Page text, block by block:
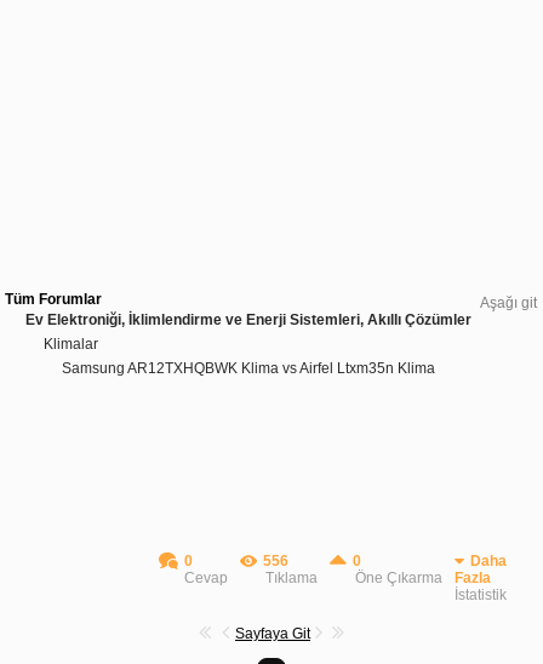
Aşağı git
Tüm Forumlar
Ev Elektroniği, İklimlendirme ve Enerji Sistemleri, Akıllı Çözümler
Klimalar
Samsung AR12TXHQBWK Klima vs Airfel Ltxm35n Klima
0
Cevap
556
Tıklama
0
Öne Çıkarma
Daha
Fazla
İstatistik
Sayfaya Git